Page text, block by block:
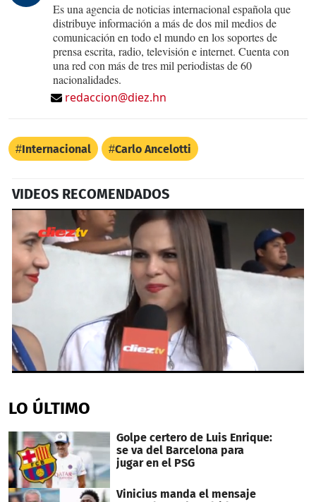
Es una agencia de noticias internacional española que
distribuye información a más de dos mil medios de
comunicación en todo el mundo en los soportes de
prensa escrita, radio, televisión e internet. Cuenta con
una red con más de tres mil periodistas de 60
nacionalidades.
redaccion@diez.hn
Internacional Carlo Ancelotti
VIDEOS RECOMENDADOS
of
24
LO ÚLTIMO
Golpe certero de Luis Enrique:
se va del Barcelona para
jugar en el PSG
Vinicius manda el mensaje